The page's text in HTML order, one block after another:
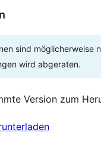
sind
wird abgeraten.
Version zum